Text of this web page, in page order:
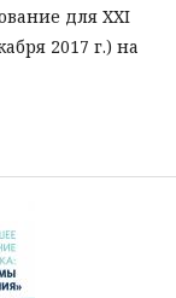
для XXI
2017 г.) на